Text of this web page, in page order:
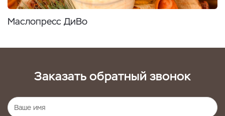
Маслопресс ДиВо
Заказать обратный звонок